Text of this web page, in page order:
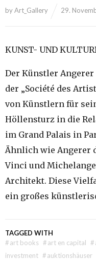
byArt_Gallery 29.
KUNST- UND
Der Künstler
der „Société des
von Künstlern für
Höllensturz in die
im Grand Palais in
Ähnlich wie Angerer
Vinci und
Architekt. Diese
ein großes
TAGGED WITH
#art books #art en capital #
investment #auktionshäuser